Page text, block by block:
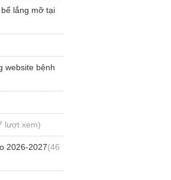
lắng mỡ tại
website bệnh
lượt xem)
2026-2027(46